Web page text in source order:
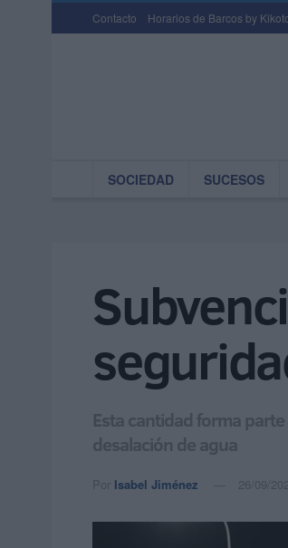
Contacto Horarios de Barcos by
SOCIEDAD SUCESOS
Esta cantidad forma
desalación de agua
Por Isabel Jiménez 26/09/